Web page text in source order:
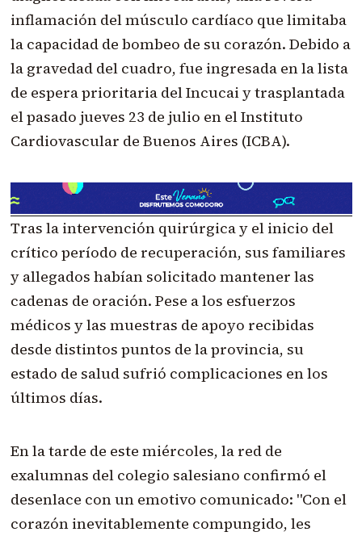
inflamación del músculo cardíaco que limitaba
la capacidad de bombeo de su corazón. Debido a
la gravedad del cuadro, fue ingresada en la lista
de espera prioritaria del Incucai y trasplantada
el pasado jueves 23 de julio en el Instituto
Cardiovascular de Buenos Aires (ICBA).
Tras la intervención quirúrgica y el inicio del
crítico período de recuperación, sus familiares
y allegados habían solicitado mantener las
cadenas de oración. Pese a los esfuerzos
médicos y las muestras de apoyo recibidas
desde distintos puntos de la provincia, su
estado de salud sufrió complicaciones en los
últimos días.
En la tarde de este miércoles, la red de
exalumnas del colegio salesiano confirmó el
desenlace con un emotivo comunicado: "Con el
corazón inevitablemente compungido, les